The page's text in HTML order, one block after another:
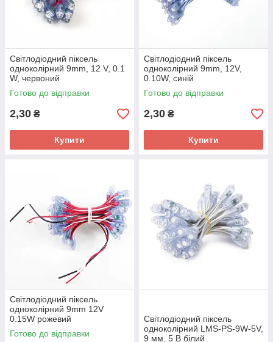
Світлодіодний піксель
одноколірний 9mm, 12 V, 0.1
W, червоний
Готово до відправки
2,30 ₴
Купити
Світлодіодний піксель
одноколірний 9mm, 12V,
0.10W, синій
Готово до відправки
2,30 ₴
Купити
Світлодіодний піксель
одноколірний 9mm 12V
0.15W рожевий
Готово до відправки
Світлодіодний піксель
одноколірний LMS-PS-9W-5V,
9 мм, 5 В білий